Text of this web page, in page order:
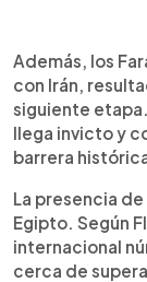
Además, los
con Irán,
siguiente
llega invicto y
barrera
La presencia
Egipto. Según
internacional
cerca de